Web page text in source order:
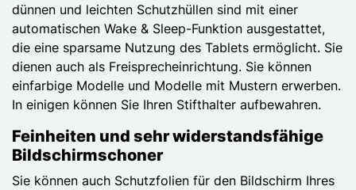
dünnen und leichten Schutzhüllen sind mit einer
automatischen Wake & Sleep-Funktion ausgestattet,
die eine sparsame Nutzung des Tablets ermöglicht. Sie
dienen auch als Freisprecheinrichtung. Sie können
einfarbige Modelle und Modelle mit Mustern erwerben.
In einigen können Sie Ihren Stifthalter aufbewahren.
Feinheiten und sehr widerstandsfähige
Bildschirmschoner
Sie können auch Schutzfolien für den Bildschirm Ihres